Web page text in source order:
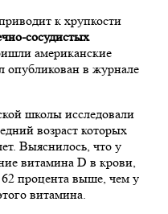
к хрупкости
сосудистых
американские
опубликован в журнале
школы исследовали
возраст которых
Выяснилось, что у
витамина D в крови,
процента выше, чем у
витамина.